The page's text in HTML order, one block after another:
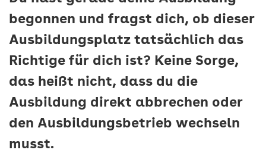
begonnen und fragst dich, ob dieser
Ausbildungsplatz tatsächlich das
Richtige für dich ist? Keine Sorge,
das heißt nicht, dass du die
Ausbildung direkt abbrechen oder
den Ausbildungsbetrieb wechseln
musst.